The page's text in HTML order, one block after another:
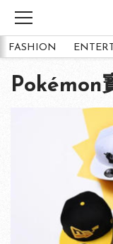
FASHION
Pokémon